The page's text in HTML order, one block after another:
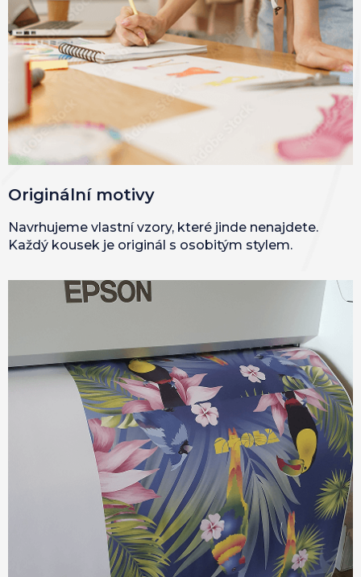
Originální motivy
Navrhujeme vlastní vzory, které jinde nenajdete.
Každý kousek je originál s osobitým stylem.